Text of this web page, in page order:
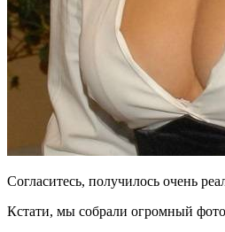
Согласитесь, получилось очень
Кстати, мы собрали огромный